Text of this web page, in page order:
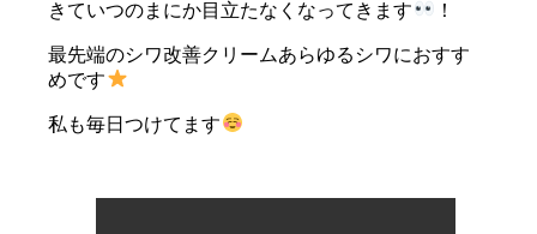
きていつのまにか目立たなくなってきます
！
最先端のシワ改善クリームあらゆるシワにおすす
めです
私も毎日つけてます